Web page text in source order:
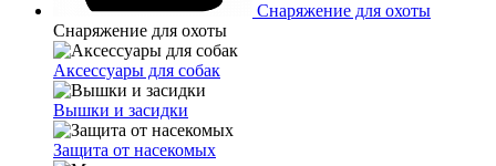
Снаряжение для охоты
Снаряжение для охоты
Аксессуары для собак
Вышки и засидки
Защита от насекомых